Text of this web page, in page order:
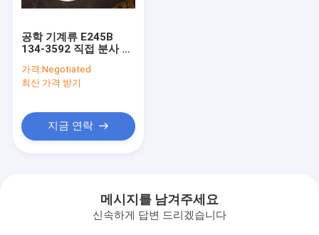
공학 기계류 E245B
134-3592 직접 분사 방
터보
가격:Negotiated
최신 가격 받기
지금 연락
메시지를 남겨주세요
신속하게 답변 드리겠습니다